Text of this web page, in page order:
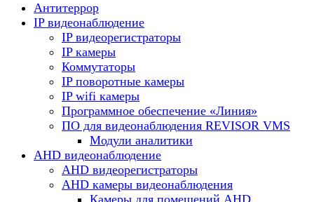
Антитеррор
IP видеонаблюдение
IP видеорегистраторы
IP камеры
Коммутаторы
IP поворотные камеры
IP wifi камеры
Программное обеспечение «Линия»
ПО для видеонаблюдения REVISOR VMS
Модули аналитики
AHD видеонаблюдение
AHD видеорегистраторы
AHD камеры видеонаблюдения
Камеры для помещений AHD